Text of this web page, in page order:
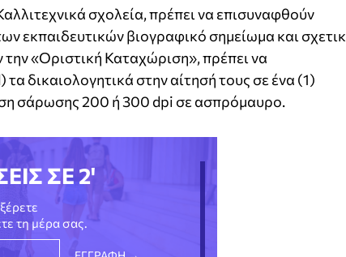
σχολεία, πρέπει να επισυναφθούν
εκπαιδευτικών βιογραφικό σημείωμα και
την «Οριστική Καταχώριση», πρέπει να
δικαιολογητικά στην αίτησή τους σε ένα (1)
σάρωσης 200 ή 300 dpi σε ασπρόμαυρο.
ΣΕ 2'
τη μέρα σας.